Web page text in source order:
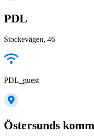
PDL
Stockevägen, 46
PDL_guest
Östersunds